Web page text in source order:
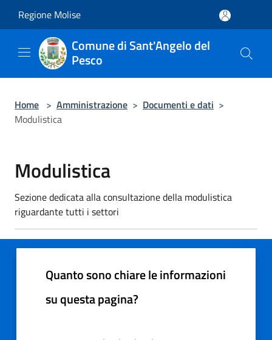
Regione Molise
Comune di Sant'Angelo del
Pesco
Home > Amministrazione > Documenti e dati >
Modulistica
Modulistica
Sezione dedicata alla consultazione della modulistica
riguardante tutti i settori
Quanto sono chiare le informazioni
su questa pagina?